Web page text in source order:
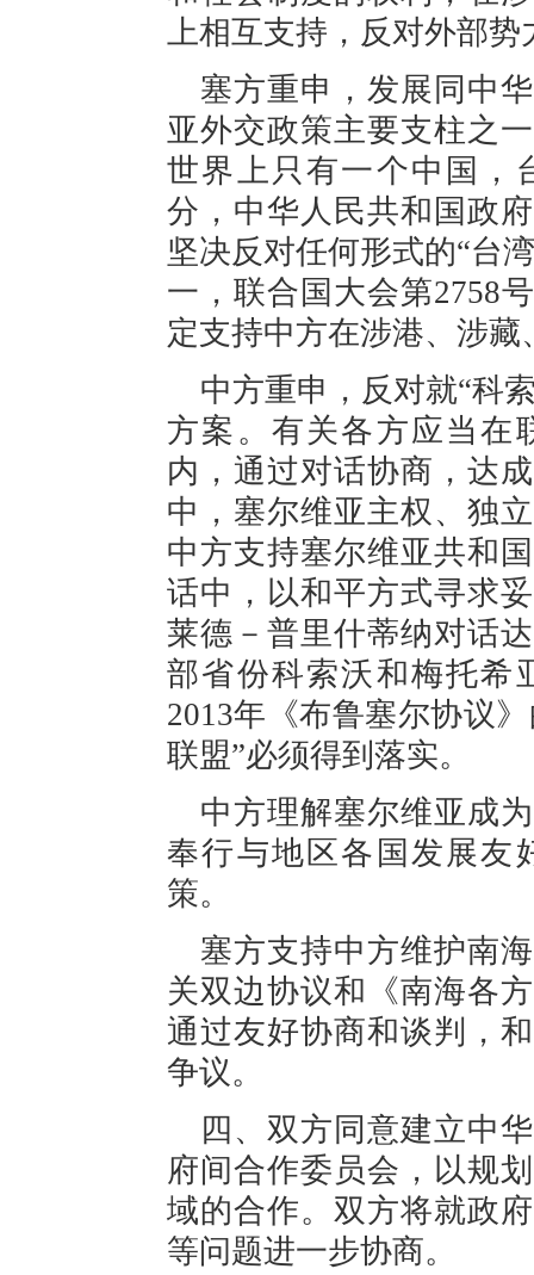
上相互支持，反对外部
塞方重申，发展同中
亚外交政策主要支柱之
世界上只有一个中国，
分，中华人民共和国政
坚决反对任何形式的“台
一，联合国大会第2758
定支持中方在涉港、涉
中方重申，反对就“科
方案。有关各方应当在
内，通过对话协商，达
中，塞尔维亚主权、独
中方支持塞尔维亚共和
话中，以和平方式寻求
莱德－普里什蒂纳对话
部省份科索沃和梅托希
2013年《布鲁塞尔协议
联盟”必须得到落实。
中方理解塞尔维亚成
奉行与地区各国发展友
策。
塞方支持中方维护南
关双边协议和《南海各
通过友好协商和谈判，
争议。
四、双方同意建立中
府间合作委员会，以规
域的合作。双方将就政
等问题进一步协商。